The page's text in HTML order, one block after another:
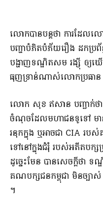
លោក​បាន​បន្តថា ការដែល​
បញ្ហា​បំភិតបំភ័យ​រឿង ដក​ប្រព័
បង្ហាញ​ទណ្ឌិត​សម រង្ស៊ី ឲ្យ
ធុញទ្រាន់​ណាស់​លោក​ប្រធា
លោក សុខ ឥសាន បញ្ជាក់ថ
ចំណុច​ដែល​មហាជន​ទូទៅ មា
រនុកក្នុង ឬ​អាចជា CIA រ
ទៅ​នៅ​ក្នុង​ជំរុំ របស់​អតីត​បក្
ដូច្នេះ​មែន បានសេចក្តីថា
គណបក្ស​ជនកម្ពុជា មិន​ច្ប
។​